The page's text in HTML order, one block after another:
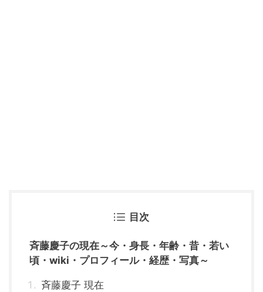
目次
斉藤慶子の現在～今・身長・年齢・昔・若い
頃・wiki・プロフィール・経歴・写真～
斉藤慶子 現在